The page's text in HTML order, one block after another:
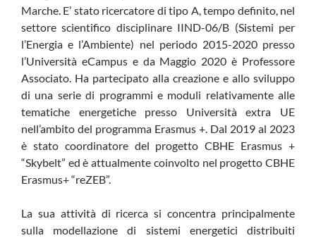
Marche. E’ stato ricercatore di tipo A, tempo definito, nel
settore scientifico disciplinare IIND-06/B (Sistemi per
l’Energia e l’Ambiente) nel periodo 2015-2020 presso
l’Università eCampus e da Maggio 2020 è Professore
Associato. Ha partecipato alla creazione e allo sviluppo
di una serie di programmi e moduli relativamente alle
tematiche energetiche presso Università extra UE
nell’ambito del programma Erasmus +. Dal 2019 al 2023
è stato coordinatore del progetto CBHE Erasmus +
“Skybelt” ed è attualmente coinvolto nel progetto CBHE
Erasmus+ “reZEB”.
La sua attività di ricerca si concentra principalmente
sulla modellazione di sistemi energetici distribuiti